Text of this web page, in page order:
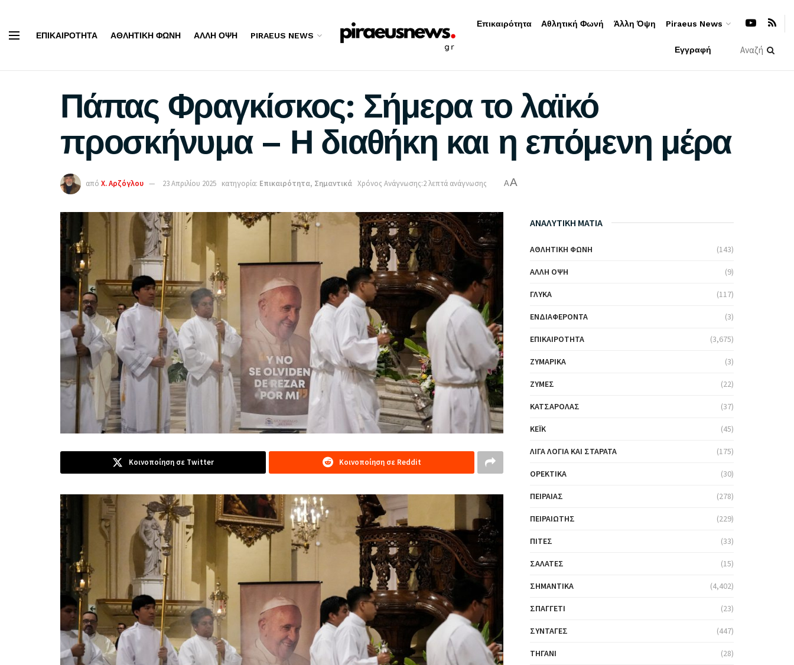
ΕΠΙΚΑΙΡΌΤΗΤΑ ΑΘΛΗΤΙΚΉ ΦΩΝΉ ΆΛΛΗ ΌΨΗ PIRAEUS NEWS
Επικαιρότητα Αθλητική Φωνή Άλλη Όψη Piraeus News
Εγγραφή
Πάπας Φραγκίσκος: Σήμερα το λαϊκό
προσκήνυμα – Η διαθήκη και η επόμενη μέρα
από Χ. Αρζόγλου 23 Απριλίου 2025 κατηγορία: Επικαιρότητα, Σημαντικά Χρόνος Ανάγνωσης:2 λεπτά ανάγνωσης AA
Κοινοποίηση σε Twitter Κοινοποίηση σε Reddit
ΑΝΑΛΥΤΙΚΗ ΜΑΤΙΑ
ΑΘΛΗΤΙΚΉ ΦΩΝΉ (143)
ΆΛΛΗ ΌΨΗ (9)
ΓΛΥΚΆ (117)
ΕΝΔΙΑΦΈΡΟΝΤΑ (3)
ΕΠΙΚΑΙΡΌΤΗΤΑ (3,675)
ΖΥΜΑΡΙΚΆ (3)
ΖΎΜΕΣ (22)
ΚΑΤΣΑΡΌΛΑΣ (37)
ΚΈΙΚ (45)
ΛΊΓΑ ΛΌΓΙΑ ΚΑΙ ΣΤΑΡΆΤΑ (175)
ΟΡΕΚΤΙΚΆ (30)
ΠΕΙΡΑΙΆΣ (278)
ΠΕΙΡΑΙΏΤΗΣ (229)
ΠΊΤΕΣ (33)
ΣΑΛΆΤΕΣ (15)
ΣΗΜΑΝΤΙΚΆ (4,402)
ΣΠΑΓΓΈΤΙ (23)
ΣΥΝΤΑΓΈΣ (447)
ΤΗΓΆΝΙ (28)